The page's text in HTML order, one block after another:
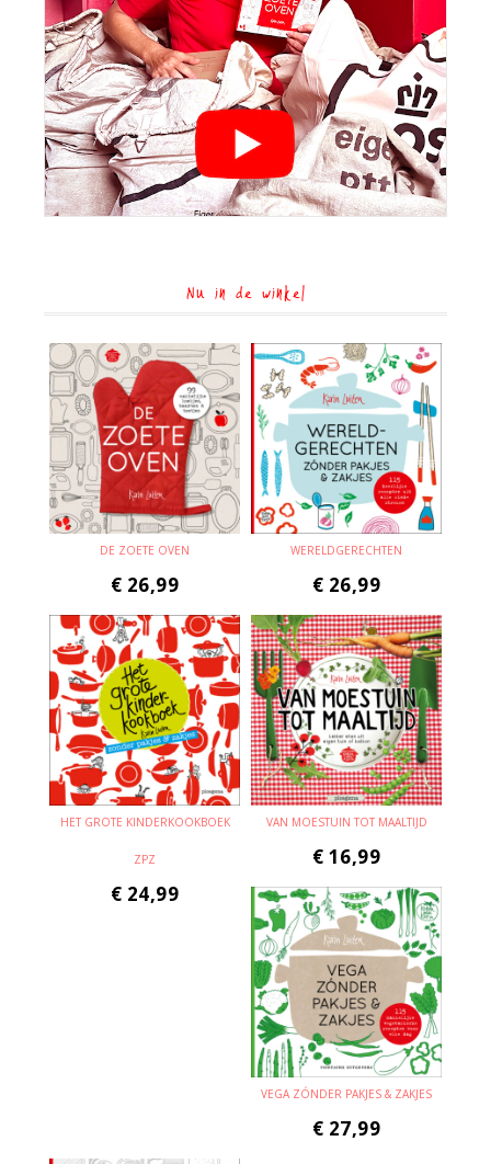
Nu in de winkel
DE ZOETE OVEN
€ 26,99
WERELDGERECHTEN
€ 26,99
HET GROTE KINDERKOOKBOEK
ZPZ
€ 24,99
VAN MOESTUIN TOT MAALTIJD
€ 16,99
VEGA ZÓNDER PAKJES & ZAKJES
€ 27,99